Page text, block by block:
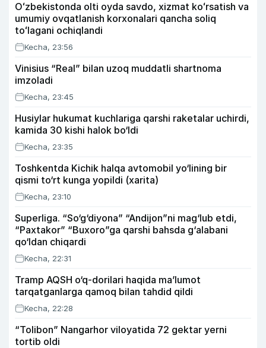
Oʻzbekistonda olti oyda savdo, xizmat koʻrsatish va
umumiy ovqatlanish korxonalari qancha soliq
toʻlagani ochiqlandi
Kecha, 23:56
Vinisius “Real” bilan uzoq muddatli shartnoma
imzoladi
Kecha, 23:45
Husiylar hukumat kuchlariga qarshi raketalar uchirdi,
kamida 30 kishi halok bo‘ldi
Kecha, 23:35
Toshkentda Kichik halqa avtomobil yo‘lining bir
qismi to‘rt kunga yopildi (xarita)
Kecha, 23:10
Superliga. “So‘g‘diyona” “Andijon”ni mag‘lub etdi,
“Paxtakor” “Buxoro”ga qarshi bahsda g‘alabani
qo‘ldan chiqardi
Kecha, 22:31
Tramp AQSH o‘q-dorilari haqida ma’lumot
tarqatganlarga qamoq bilan tahdid qildi
Kecha, 22:28
“Tolibon” Nangarhor viloyatida 72 gektar yerni
tortib oldi